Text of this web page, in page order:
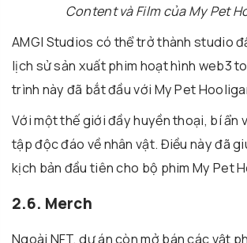
Content và Film của My Pet
AMGI Studios có thể trở thành studio
lịch sử sản xuất phim hoạt hình web3
trình này đã bắt đầu với My Pet
Với một thế giới đầy huyền thoại, bí ẩn
tập độc đáo về nhân vật. Điều này đã
kịch bản đầu tiên cho bộ phim My Pet
2.6. Merch
Ngoài NFT, dự án còn mở bán các vật